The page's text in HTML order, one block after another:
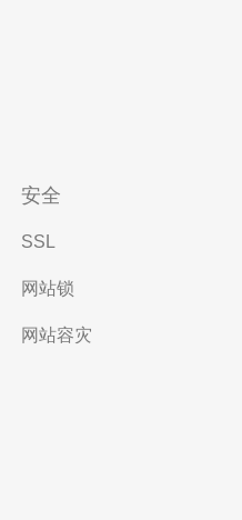
安全
SSL
网站锁
网站容灾